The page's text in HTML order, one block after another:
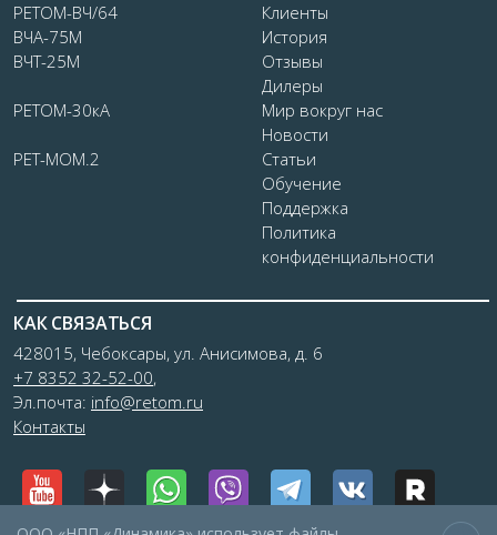
РЕТОМ-ВЧ/64
ВЧА-75М
ВЧТ-25М
РЕТОМ-30кА
РЕТ-МОМ.2
Клиенты
История
Отзывы
Дилеры
Мир вокруг нас
Новости
Статьи
Обучение
Поддержка
Политика
конфиденциальности
КАК СВЯЗАТЬСЯ
428015, Чебоксары, ул. Анисимова, д. 6
+7 8352 32-52-00,
Эл.почта: info@retom.ru
Контакты